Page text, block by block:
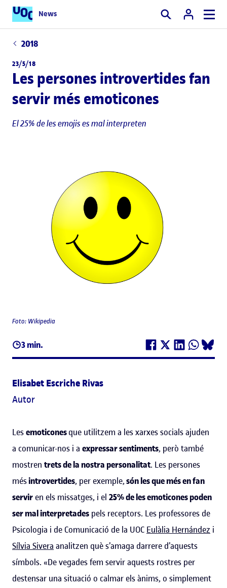
News Cercar
2018
23/5/18
Les persones introvertides fan
servir més emoticones
El 25% de les emojis es mal interpreten
3 min.
Foto: Wikipedia
Elisabet Escriche Rivas
Autor
Lesemoticonesque utilitzem a les xarxes socials ajuden
a comunicar-nos i a expressar sentiments, però també
mostren trets de la nostra personalitat. Les persones
mésintrovertides, per exemple,són les que més en fan
serviren els missatges, i el 25% de les emoticones poden
ser mal interpretades pels receptors. Les professores de
Psicologia i de Comunicació de la UOC Eulàlia Hernández i
Sílvia Sivera analitzen què s’amaga darrere d’aquests
símbols. «De vegades fem servir aquests rostres per
destensar una situació o calmar els ànims, o simplement